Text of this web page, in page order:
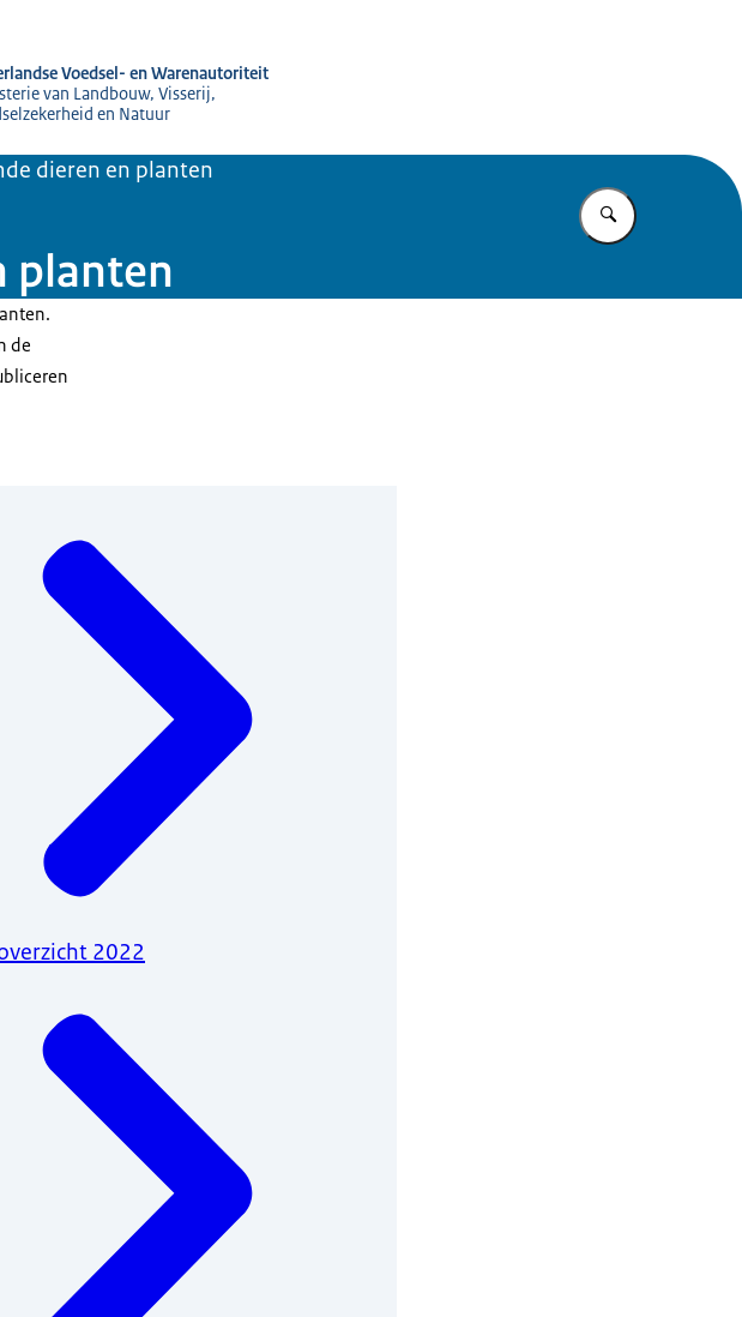
Voedsel- en Warenautoriteit
van Landbouw, Visserij,
en Natuur
dieren en planten
Vul in wat u
planten
de
2022